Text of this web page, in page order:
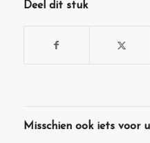
Deel dit stuk
Misschien ook iets voor u